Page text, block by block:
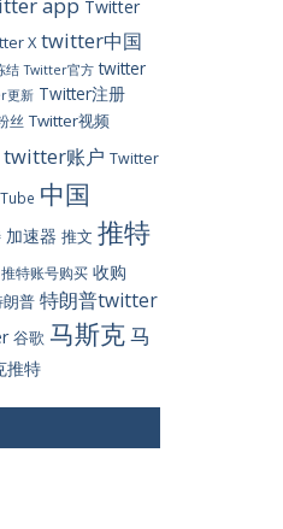
Twitter
X twitter中国
结 Twitter官方 twitter
更新 Twitter注册
丝 Twitter视频
twitter账户 Twitter
中国
加速器 推文 推特
推特账号购买 收购
普 特朗普twitter
谷歌 马斯克马
推特